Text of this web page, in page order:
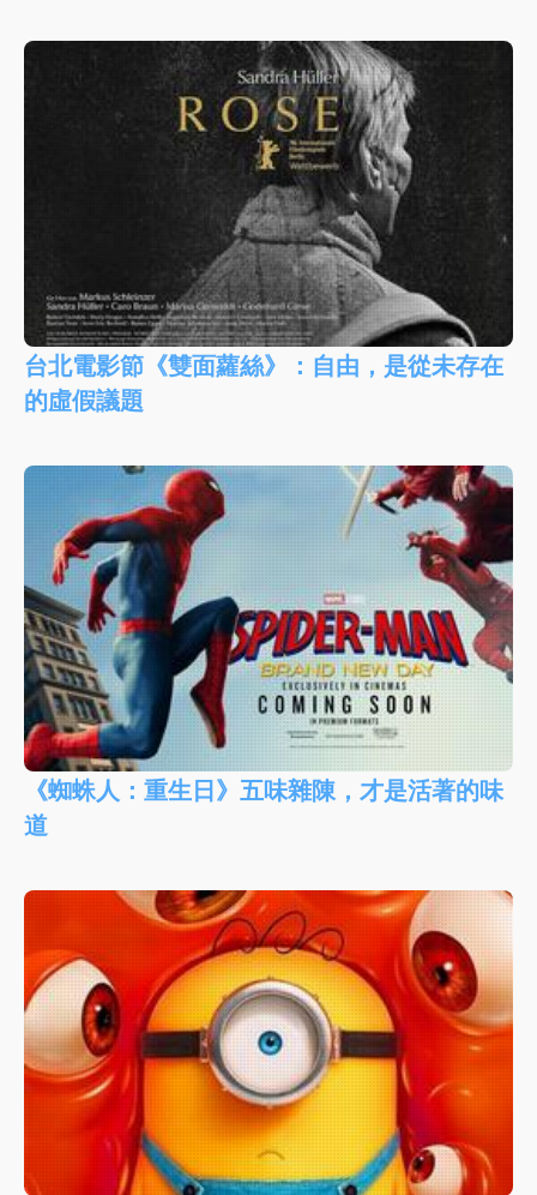
台北電影節《雙面蘿絲》：自由，是從未存在
的虛假議題
《蜘蛛人：重生日》五味雜陳，才是活著的味
道